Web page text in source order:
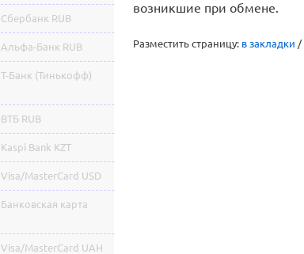
возникшие при обмене.
Разместить страницу: в закладки /
Сбербанк RUB
Альфа-Банк RUB
Т-Банк (Тинькофф)
ВТБ RUB
Kaspi Bank KZT
Visa/MasterCard USD
Банковская карта
Visa/MasterCard UAH